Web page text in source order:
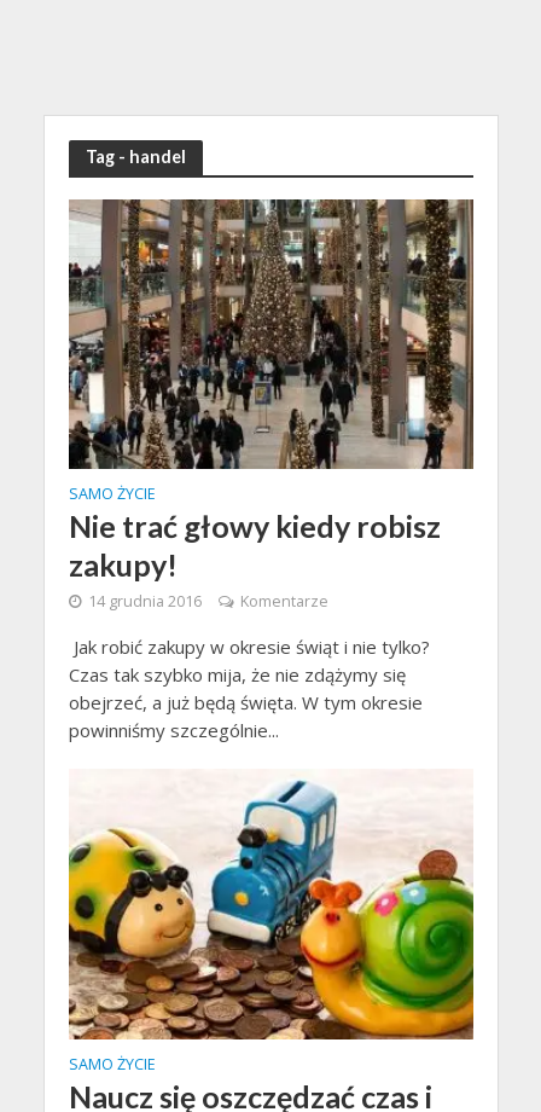
Tag - handel
SAMO ŻYCIE
Nie trać głowy kiedy robisz
zakupy!
14 grudnia 2016 Komentarze
Jak robić zakupy w okresie świąt i nie tylko?
Czas tak szybko mija, że nie zdążymy się
obejrzeć, a już będą święta. W tym okresie
powinniśmy szczególnie...
SAMO ŻYCIE
Naucz się oszczędzać czas i